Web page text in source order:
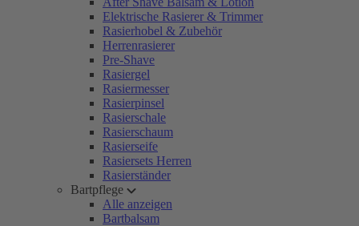
Elektrische Rasierer & Trimmer
Rasierhobel & Zubehör
Herrenrasierer
Pre-Shave
Rasiergel
Rasiermesser
Rasierpinsel
Rasierschale
Rasierschaum
Rasierseife
Rasiersets Herren
Rasierständer
Bartpflege
Alle anzeigen
Bartbalsam